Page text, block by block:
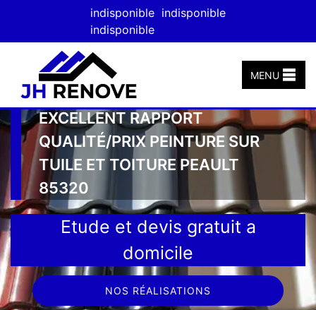
indisponible indisponible
indisponible
MENU
EXCELLENT RAPPORT
QUALITÉ/PRIX PEINTURE SUR
TUILE ET TOITURE PEAULT
85320
Etude et devis gratuit a
domicile
NOS RÉALISATIONS